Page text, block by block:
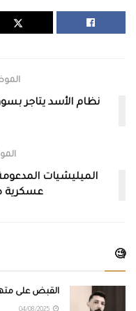
نظام الأسد يتاجر
الميليشيات
عسكرية
🧐
القبض على